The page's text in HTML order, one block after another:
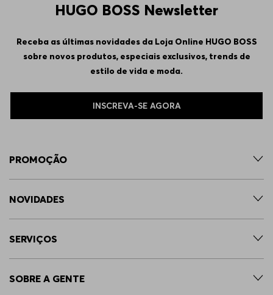
HUGO BOSS Newsletter
Receba as últimas novidades da Loja Online HUGO BOSS
sobre novos produtos, especiais exclusivos, trends de
estilo de vida e moda.
INSCREVA-SE AGORA
PROMOÇÃO
NOVIDADES
SERVIÇOS
SOBRE A GENTE